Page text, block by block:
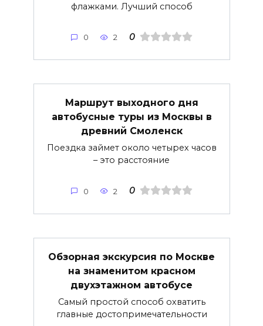
флажками. Лучший способ
0 2 0
Маршрут выходного дня
автобусные туры из Москвы в
древний Смоленск
Поездка займет около четырех часов
– это расстояние
0 2 0
Обзорная экскурсия по Москве
на знаменитом красном
двухэтажном автобусе
Самый простой способ охватить
главные достопримечательности